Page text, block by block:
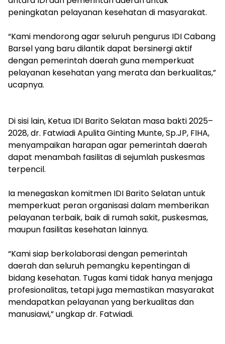
peningkatan pelayanan kesehatan di masyarakat.
‎“Kami mendorong agar seluruh pengurus IDI Cabang
Barsel yang baru dilantik dapat bersinergi aktif
dengan pemerintah daerah guna memperkuat
pelayanan kesehatan yang merata dan berkualitas,”
ucapnya.
‎Di sisi lain, Ketua IDI Barito Selatan masa bakti 2025–
2028, dr. Fatwiadi Apulita Ginting Munte, Sp.JP, FIHA,
menyampaikan harapan agar pemerintah daerah
dapat menambah fasilitas di sejumlah puskesmas
terpencil.
‎Ia menegaskan komitmen IDI Barito Selatan untuk
memperkuat peran organisasi dalam memberikan
pelayanan terbaik, baik di rumah sakit, puskesmas,
maupun fasilitas kesehatan lainnya.
‎“Kami siap berkolaborasi dengan pemerintah
daerah dan seluruh pemangku kepentingan di
bidang kesehatan. Tugas kami tidak hanya menjaga
profesionalitas, tetapi juga memastikan masyarakat
mendapatkan pelayanan yang berkualitas dan
manusiawi,” ungkap dr. Fatwiadi.